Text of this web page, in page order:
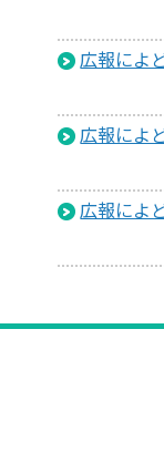
広報によ
広報によ
広報によ